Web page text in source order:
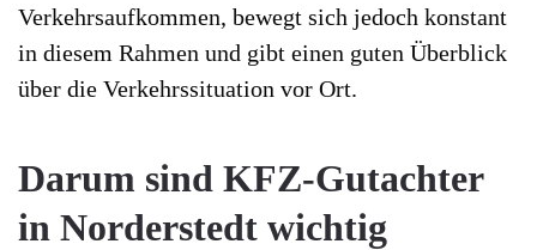
Verkehrsaufkommen, bewegt sich jedoch konstant
in diesem Rahmen und gibt einen guten Überblick
über die Verkehrssituation vor Ort.
Darum sind KFZ-Gutachter
in Norderstedt wichtig